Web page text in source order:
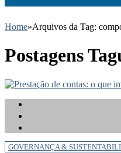
Home»Arquivos da Tag:
Postagens
GOVERNANÇA &